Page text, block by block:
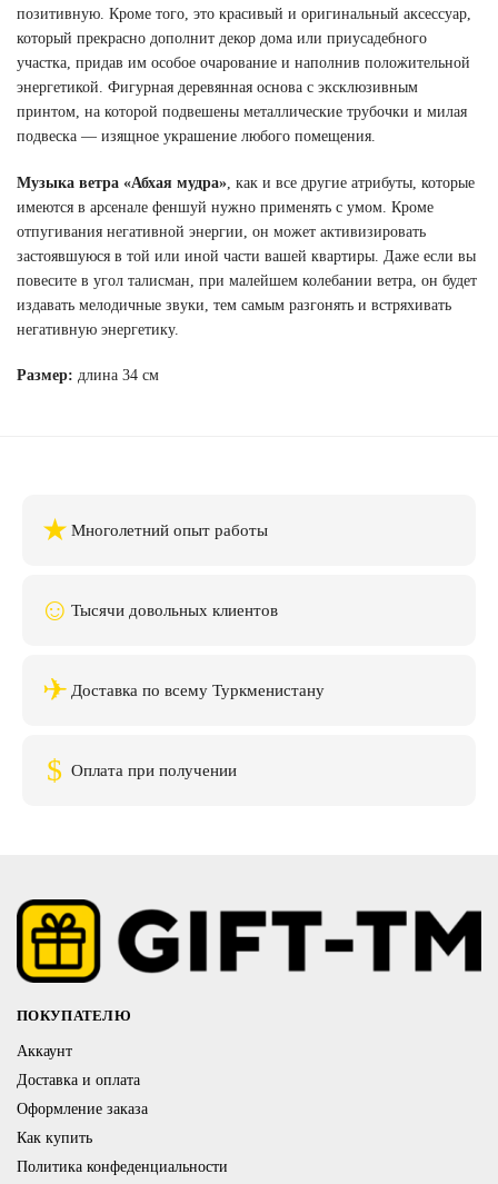
позитивную. Кроме того, это красивый и оригинальный аксессуар,
который прекрасно дополнит декор дома или приусадебного
участка, придав им особое очарование и наполнив положительной
энергетикой. Фигурная деревянная основа с эксклюзивным
принтом, на которой подвешены металлические трубочки и милая
подвеска — изящное украшение любого помещения.
Музыка ветра «Абхая мудра» , как и все другие атрибуты, которые
имеются в арсенале феншуй нужно применять с умом. Кроме
отпугивания негативной энергии, он может активизировать
застоявшуюся в той или иной части вашей квартиры. Даже если вы
повесите в угол талисман, при малейшем колебании ветра, он будет
издавать мелодичные звуки, тем самым разгонять и встряхивать
негативную энергетику.
Размер: длина 34 см
★ Многолетний опыт работы
☺ Тысячи довольных клиентов
✈ Доставка по всему Туркменистану
$ Оплата при получении
ПОКУПАТЕЛЮ
Аккаунт
Доставка и оплата
Оформление заказа
Как купить
Политика конфеденциальности